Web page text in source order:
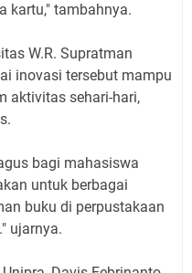
kartu," tambahnya.
W.R. Supratman
inovasi tersebut mampu
aktivitas sehari-hari,
bagi mahasiswa
untuk berbagai
buku di perpustakaan
ujarnya.